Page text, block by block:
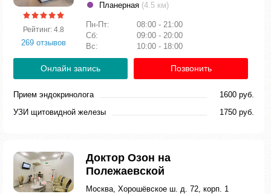
Рейтинг: 4.8
269 отзывов
Планерная (4.5 км)
Пн-Пт:
08:00 - 21:00
Сб:
09:00 - 20:00
Вс:
10:00 - 18:00
Онлайн запись Позвонить
Прием эндокринолога
1600 руб.
УЗИ щитовидной железы
1750 руб.
Доктор Озон на
Полежаевской
Москва, Хорошёвское ш. д. 72, корп. 1